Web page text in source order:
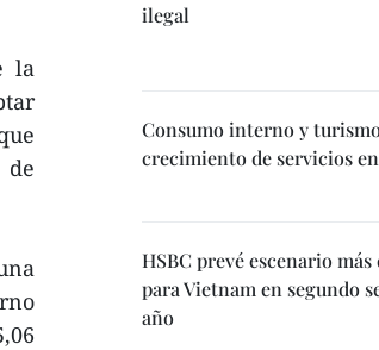
la
ilegal
Consumo interno y
crecimiento de servicios
HSBC prevé escenario
para Vietnam en segundo
año